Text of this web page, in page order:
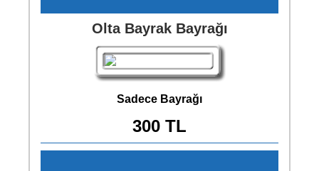
Olta Bayrak Bayrağı
Sadece Bayrağı
300 TL